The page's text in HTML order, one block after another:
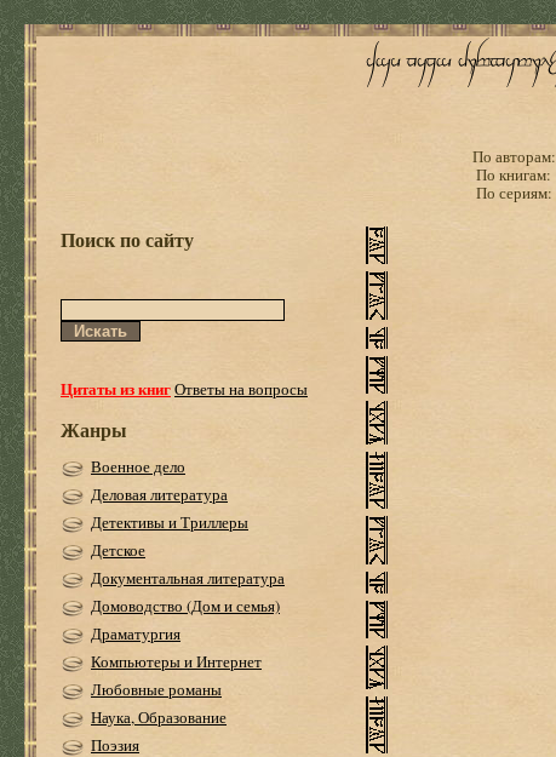
По авторам:
По книгам:
По сериям:
Поиск по сайту
Цитаты из книгОтветы на вопросы
Жанры
Военное дело
Деловая литература
Детективы и Триллеры
Детское
Документальная литература
Домоводство (Дом и семья)
Драматургия
Компьютеры и Интернет
Любовные романы
Наука, Образование
Поэзия